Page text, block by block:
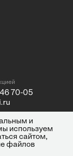
70-05
и
используем
сайтом,
файлов